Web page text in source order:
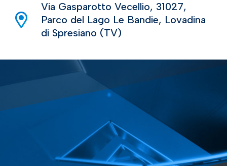
Via Gasparotto Vecellio, 31027,
Parco del Lago Le Bandie, Lovadina
di Spresiano (TV)